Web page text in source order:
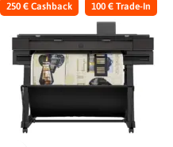
250 € Cashback 100 € Trade-In